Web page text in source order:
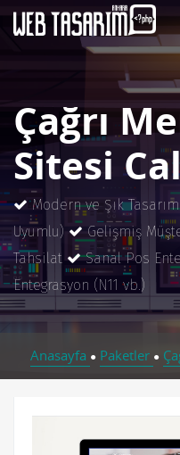
Çağrı
Sitesi
Modern ve Şık
Uyumlu)
Gelişmiş
Tahsilat
Sanal Pos
Entegrasyon (N11 vb.)
Anasayfa ● Paketler ●